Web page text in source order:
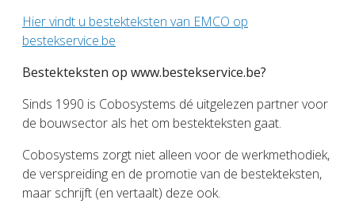
Hier vindt u bestekteksten van EMCO op
bestekservice.be
Bestekteksten op www.bestekservice.be?
Sinds 1990 is Cobosystems dé uitgelezen partner voor
de bouwsector als het om bestekteksten gaat.
Cobosystems zorgt niet alleen voor de werkmethodiek,
de verspreiding en de promotie van de bestekteksten,
maar schrijft (en vertaalt) deze ook.